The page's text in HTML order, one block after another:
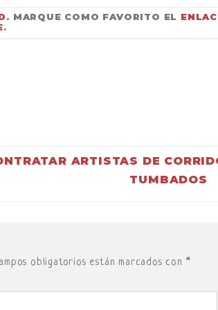
. MARQUE COMO FAVORITO EL
.
ARTISTAS DE
TUMBADOS
obligatorios están marcados con *